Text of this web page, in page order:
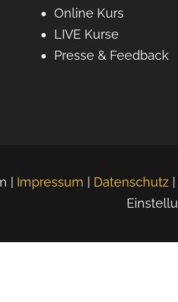
Online Kurs
LIVE Kurse
Presse & Feedback
| Impressum Datenschutz